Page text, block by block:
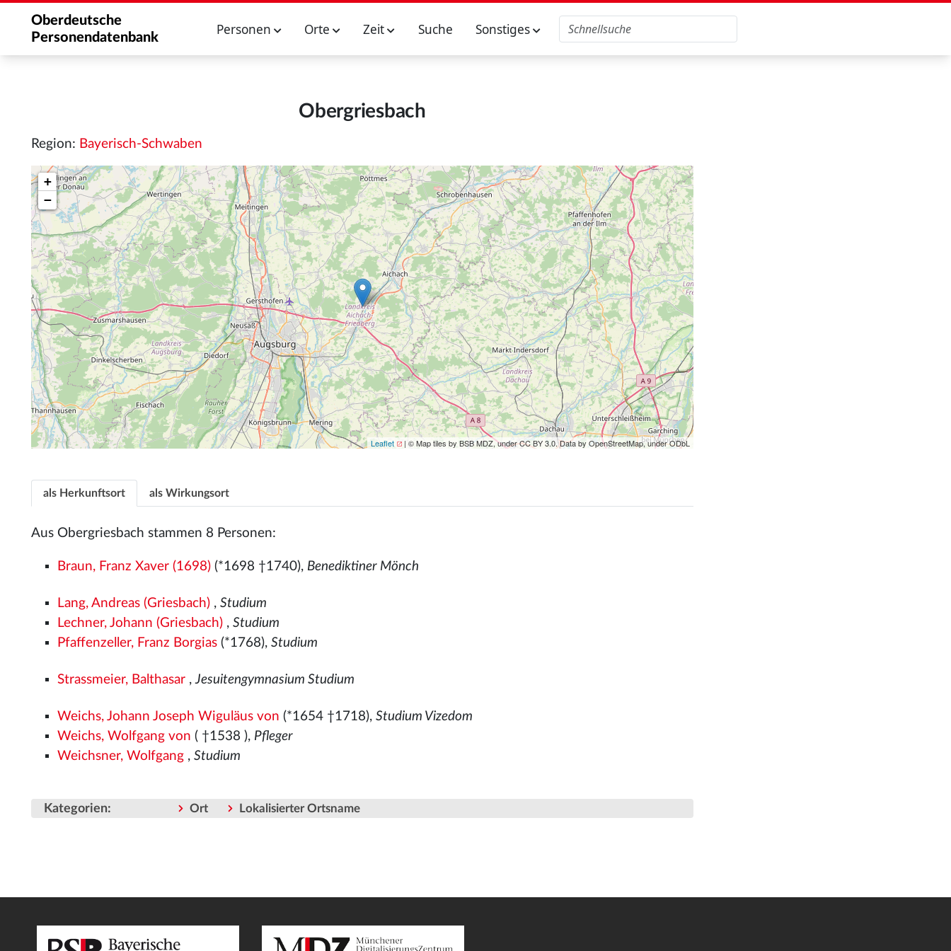
Oberdeutsche
Personendatenbank
Personen Orte Zeit Suche Sonstiges
Obergriesbach
Region: Bayerisch-Schwaben
+
−
Leaflet | © Map tiles by BSB MDZ, under CC BY 3.0. Data by OpenStreetMap, under ODbL
als Herkunftsort als Wirkungsort
Aus Obergriesbach stammen 8 Personen:
Braun, Franz Xaver (1698) (*1698 †1740), Benediktiner Mönch
Lang, Andreas (Griesbach) ,Studium
Lechner, Johann (Griesbach) ,Studium
Pfaffenzeller, Franz Borgias (*1768),Studium
Strassmeier, Balthasar ,Jesuitengymnasium Studium
Weichs, Johann Joseph Wiguläus von (*1654 †1718),Studium Vizedom
Weichs, Wolfgang von ( †1538 ), Pfleger
Weichsner, Wolfgang ,Studium
Kategorien: Ort Lokalisierter Ortsname